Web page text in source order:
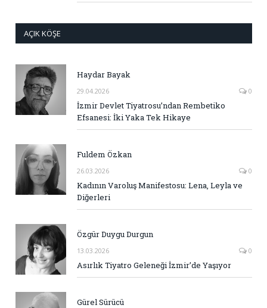
AÇIK KÖŞE
Haydar Bayak
29.04.2026 0
İzmir Devlet Tiyatrosu’ndan Rembetiko
Efsanesi: İki Yaka Tek Hikaye
Fuldem Özkan
26.03.2026 0
Kadının Varoluş Manifestosu: Lena, Leyla ve
Diğerleri
Özgür Duygu Durgun
13.03.2026 0
Asırlık Tiyatro Geleneği İzmir’de Yaşıyor
Gürel Sürücü